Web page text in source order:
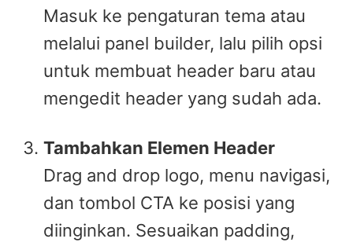
Masuk ke pengaturan tema atau
melalui panel builder, lalu pilih opsi
untuk membuat header baru atau
mengedit header yang sudah ada.
Tambahkan Elemen Header
Drag and drop logo, menu navigasi,
dan tombol CTA ke posisi yang
diinginkan. Sesuaikan padding,